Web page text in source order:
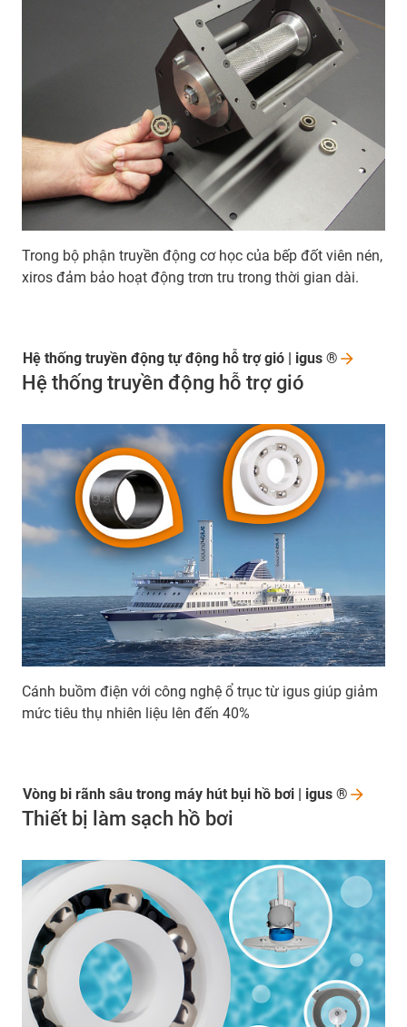
Trong bộ phận truyền động cơ học của bếp đốt viên nén,
xiros đảm bảo hoạt động trơn tru trong thời gian dài.
Hệ thống truyền động hỗ trợ gió
Cánh buồm điện với công nghệ ổ trục từ igus giúp giảm
mức tiêu thụ nhiên liệu lên đến 40%
Hệ thống truyền động tự động hỗ trợ gió | igus ®
Thiết bị làm sạch hồ bơi
Vòng bi rãnh sâu trong máy hút bụi hồ bơi | igus ®